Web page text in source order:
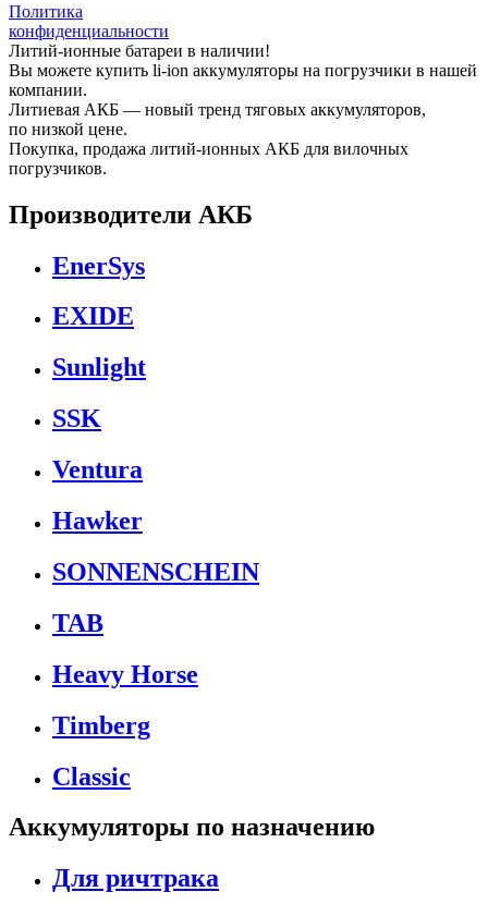
Политика
конфиденциальности
Литий-ионные батареи в наличии!
Вы можете купить li-ion аккумуляторы на погрузчики в нашей
компании.
Литиевая АКБ — новый тренд тяговых аккумуляторов,
по низкой цене.
Покупка, продажа литий-ионных АКБ для вилочных
погрузчиков.
Производители АКБ
EnerSys
EXIDE
Sunlight
SSK
Ventura
Hawker
SONNENSCHEIN
TAB
Heavy Horse
Timberg
Classic
Аккумуляторы по назначению
Для ричтрака